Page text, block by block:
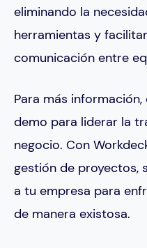
eliminando la
herramientas y
comunicación entre
Para más información,
demo para liderar la
negocio. Con
gestión de proyectos,
a tu empresa para
de manera existosa.